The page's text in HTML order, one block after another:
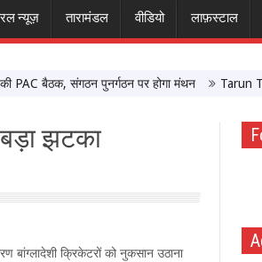
न्यूज़ तारामंडल वीडियो लाफ़स्टाल
बैठक, संगठन पुनर्गठन पर होगा मंथन Tarun Tejpal
बड़ा झटका
बांग्लादेशी क्रिकेटरों को नुकसान उठाना